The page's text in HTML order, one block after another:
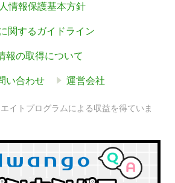
情報保護基本方針
関するガイドライン
報の取得について
い合わせ 運営会社
イトプログラムによる収益を得ていま